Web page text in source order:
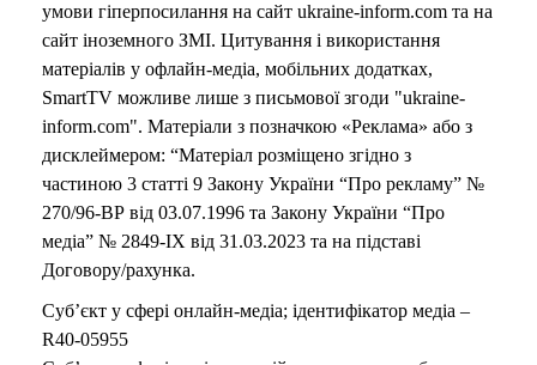
умови гіперпосилання на сайт ukraine-inform.com та на
сайт іноземного ЗМІ. Цитування і використання
матеріалів у офлайн-медіа, мобільних додатках,
SmartTV можливе лише з письмової згоди "ukraine-
inform.com". Матеріали з позначкою «Реклама» або з
дисклеймером: “Матеріал розміщено згідно з
частиною 3 статті 9 Закону України “Про рекламу” №
270/96-ВР від 03.07.1996 та Закону України “Про
медіа” № 2849-IX від 31.03.2023 та на підставі
Договору/рахунка.
Суб’єкт у сфері онлайн-медіа; ідентифікатор медіа –
R40-05955